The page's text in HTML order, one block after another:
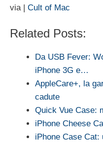
via | Cult of Mac
Related Posts:
Da USB Fever:
iPhone 3G e…
AppleCare+, la
cadute
Quick Vue Case:
iPhone Cheese
iPhone Case